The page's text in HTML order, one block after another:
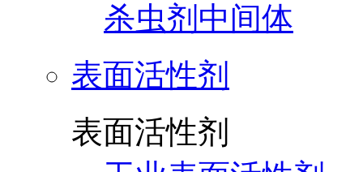
杀虫剂中间体
表面活性剂
表面活性剂